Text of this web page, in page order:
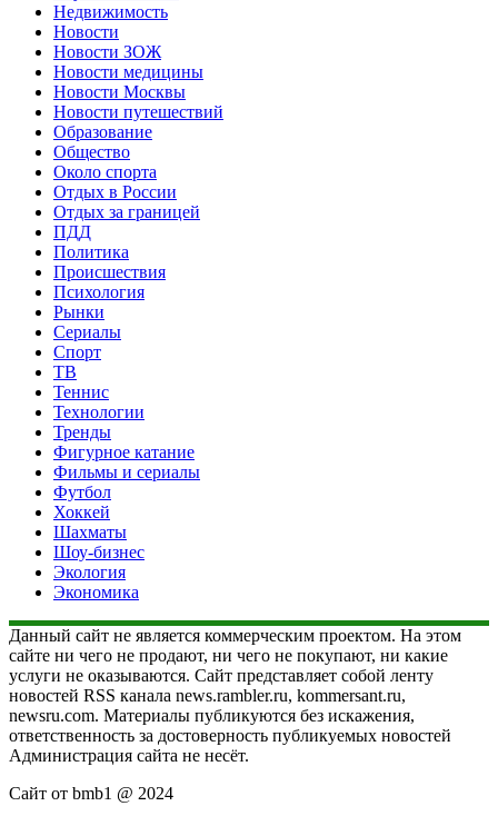
Недвижимость
Новости
Новости ЗОЖ
Новости медицины
Новости Москвы
Новости путешествий
Образование
Общество
Около спорта
Отдых в России
Отдых за границей
ПДД
Политика
Происшествия
Психология
Рынки
Сериалы
Спорт
ТВ
Теннис
Технологии
Тренды
Фигурное катание
Фильмы и сериалы
Футбол
Хоккей
Шахматы
Шоу-бизнес
Экология
Экономика
Данный сайт не является коммерческим проектом. На этом
сайте ни чего не продают, ни чего не покупают, ни какие
услуги не оказываются. Сайт представляет собой ленту
новостей RSS канала news.rambler.ru, kommersant.ru,
newsru.com. Материалы публикуются без искажения,
ответственность за достоверность публикуемых новостей
Администрация сайта не несёт.
Сайт от bmb1 @ 2024